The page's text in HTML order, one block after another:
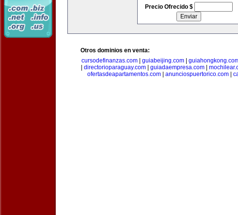
Precio Ofrecido $
Otros dominios en venta:
cursodefinanzas.com| guiabeijing.com|
directorioparaguay.com| guiadaempresa.com|
ofertasdeapartamentos.com
anunciospuertorico.com